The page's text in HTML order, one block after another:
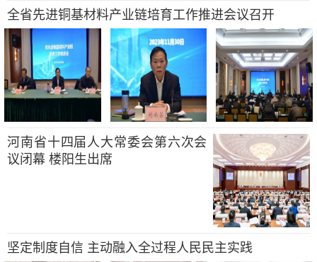
全省先进铜基材料产业链培育工作推进会议召开
河南省十四届人大常委会第六次会
议闭幕 楼阳生出席
坚定制度自信 主动融入全过程人民民主实践